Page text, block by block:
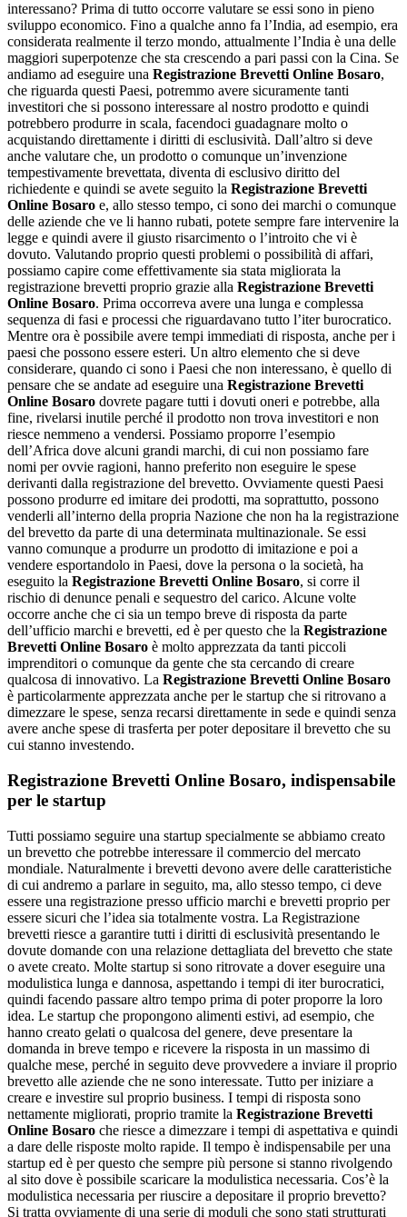
interessano? Prima di tutto occorre valutare se essi sono in pieno
sviluppo economico. Fino a qualche anno fa l’India, ad esempio, era
considerata realmente il terzo mondo, attualmente l’India è una delle
maggiori superpotenze che sta crescendo a pari passi con la Cina. Se
andiamo ad eseguire una Registrazione Brevetti Online Bosaro,
che riguarda questi Paesi, potremmo avere sicuramente tanti
investitori che si possono interessare al nostro prodotto e quindi
potrebbero produrre in scala, facendoci guadagnare molto o
acquistando direttamente i diritti di esclusività. Dall’altro si deve
anche valutare che, un prodotto o comunque un’invenzione
tempestivamente brevettata, diventa di esclusivo diritto del
richiedente e quindi se avete seguito la Registrazione Brevetti
Online Bosaro e, allo stesso tempo, ci sono dei marchi o comunque
delle aziende che ve li hanno rubati, potete sempre fare intervenire la
legge e quindi avere il giusto risarcimento o l’introito che vi è
dovuto. Valutando proprio questi problemi o possibilità di affari,
possiamo capire come effettivamente sia stata migliorata la
registrazione brevetti proprio grazie alla Registrazione Brevetti
Online Bosaro. Prima occorreva avere una lunga e complessa
sequenza di fasi e processi che riguardavano tutto l’iter burocratico.
Mentre ora è possibile avere tempi immediati di risposta, anche per i
paesi che possono essere esteri. Un altro elemento che si deve
considerare, quando ci sono i Paesi che non interessano, è quello di
pensare che se andate ad eseguire una Registrazione Brevetti
Online Bosaro dovrete pagare tutti i dovuti oneri e potrebbe, alla
fine, rivelarsi inutile perché il prodotto non trova investitori e non
riesce nemmeno a vendersi. Possiamo proporre l’esempio
dell’Africa dove alcuni grandi marchi, di cui non possiamo fare
nomi per ovvie ragioni, hanno preferito non eseguire le spese
derivanti dalla registrazione del brevetto. Ovviamente questi Paesi
possono produrre ed imitare dei prodotti, ma soprattutto, possono
venderli all’interno della propria Nazione che non ha la registrazione
del brevetto da parte di una determinata multinazionale. Se essi
vanno comunque a produrre un prodotto di imitazione e poi a
vendere esportandolo in Paesi, dove la persona o la società, ha
eseguito la Registrazione Brevetti Online Bosaro, si corre il
rischio di denunce penali e sequestro del carico. Alcune volte
occorre anche che ci sia un tempo breve di risposta da parte
dell’ufficio marchi e brevetti, ed è per questo che la Registrazione
Brevetti Online Bosaro è molto apprezzata da tanti piccoli
imprenditori o comunque da gente che sta cercando di creare
qualcosa di innovativo. La Registrazione Brevetti Online Bosaro
è particolarmente apprezzata anche per le startup che si ritrovano a
dimezzare le spese, senza recarsi direttamente in sede e quindi senza
avere anche spese di trasferta per poter depositare il brevetto che su
cui stanno investendo.
Registrazione Brevetti Online Bosaro, indispensabile
per le startup
Tutti possiamo seguire una startup specialmente se abbiamo creato
un brevetto che potrebbe interessare il commercio del mercato
mondiale. Naturalmente i brevetti devono avere delle caratteristiche
di cui andremo a parlare in seguito, ma, allo stesso tempo, ci deve
essere una registrazione presso ufficio marchi e brevetti proprio per
essere sicuri che l’idea sia totalmente vostra. La Registrazione
brevetti riesce a garantire tutti i diritti di esclusività presentando le
dovute domande con una relazione dettagliata del brevetto che state
o avete creato. Molte startup si sono ritrovate a dover eseguire una
modulistica lunga e dannosa, aspettando i tempi di iter burocratici,
quindi facendo passare altro tempo prima di poter proporre la loro
idea. Le startup che propongono alimenti estivi, ad esempio, che
hanno creato gelati o qualcosa del genere, deve presentare la
domanda in breve tempo e ricevere la risposta in un massimo di
qualche mese, perché in seguito deve provvedere a inviare il proprio
brevetto alle aziende che ne sono interessate. Tutto per iniziare a
creare e investire sul proprio business. I tempi di risposta sono
nettamente migliorati, proprio tramite la Registrazione Brevetti
Online Bosaro che riesce a dimezzare i tempi di aspettativa e quindi
a dare delle risposte molto rapide. Il tempo è indispensabile per una
startup ed è per questo che sempre più persone si stanno rivolgendo
al sito dove è possibile scaricare la modulistica necessaria. Cos’è la
modulistica necessaria per riuscire a depositare il proprio brevetto?
Si tratta ovviamente di una serie di moduli che sono stati strutturati